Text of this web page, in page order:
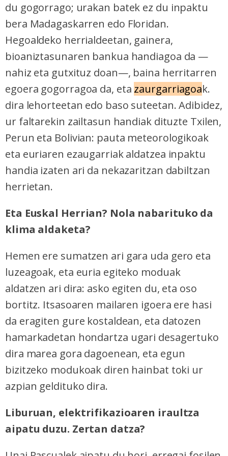
du gogorrago; urakan batek ez du inpaktu
bera Madagaskarren edo Floridan.
Hegoaldeko herrialdeetan, gainera,
bioaniztasunaren bankua handiagoa da —
nahiz eta gutxituz doan—, baina herritarren
egoera gogorragoa da, eta zaurgarriagoak.
dira lehorteetan edo baso suteetan. Adibidez,
ur faltarekin zailtasun handiak dituzte Txilen,
Perun eta Bolivian: pauta meteorologikoak
eta euriaren ezaugarriak aldatzea inpaktu
handia izaten ari da nekazaritzan dabiltzan
herrietan.
Eta Euskal Herrian? Nola nabarituko da
klima aldaketa?
Hemen ere sumatzen ari gara uda gero eta
luzeagoak, eta euria egiteko moduak
aldatzen ari dira: asko egiten du, eta oso
bortitz. Itsasoaren mailaren igoera ere hasi
da eragiten gure kostaldean, eta datozen
hamarkadetan hondartza ugari desagertuko
dira marea gora dagoenean, eta egun
bizitzeko modukoak diren hainbat toki ur
azpian geldituko dira.
Liburuan, elektrifikazioaren iraultza
aipatu duzu. Zertan datza?